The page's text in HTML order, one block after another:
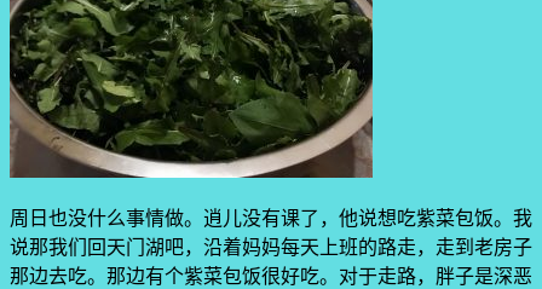
周日也没什么事情做。逍儿没有课了，他说想吃紫菜包饭。我
说那我们回天门湖吧，沿着妈妈每天上班的路走，走到老房子
那边去吃。那边有个紫菜包饭很好吃。对于走路，胖子是深恶